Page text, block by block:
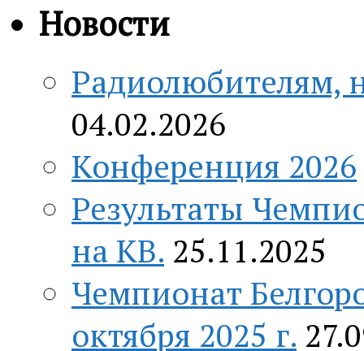
Новости
Радиолюбителям,
04.02.2026
Конференция 2026
Результаты
на КВ. 25.11.2025
Чемпионат
октября 2025 г.